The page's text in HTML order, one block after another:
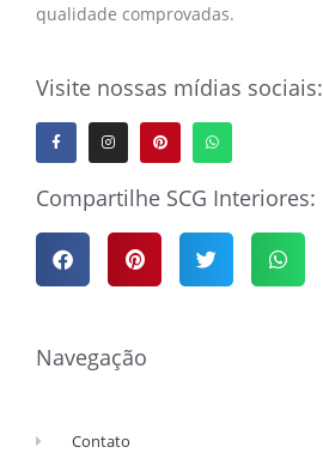
qualidade comprovadas.
Visite nossas mídias sociais:
Compartilhe SCG Interiores:
Navegação
Contato